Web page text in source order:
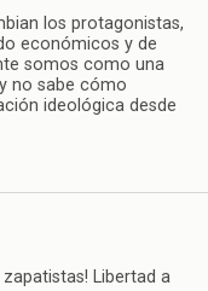
los protagonistas,
económicos y de
somos como una
no sabe cómo
ideológica desde
Libertad a